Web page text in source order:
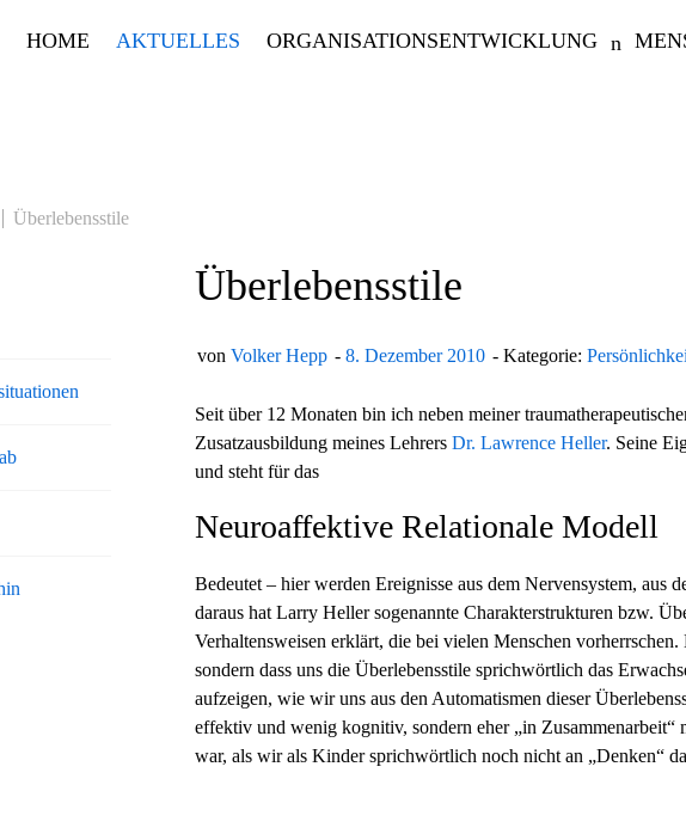
HOME AKTUELLES ORGANISATIONSENTWICKLUNG
Überlebensstile
Überlebensstile
von Volker Hepp 8. Dezember 2010 Kategorie:
Seit über 12 Monaten bin ich neben meiner
Zusatzausbildung meines Lehrers Dr. Lawrence Heller. Seine
und steht für das
Neuroaffektive Relationale Modell
Bedeutet – hier werden Ereignisse aus dem Nervensystem, aus
daraus hat Larry Heller sogenannte Charakterstrukturen bzw.
Verhaltensweisen erklärt, die bei vielen Menschen
sondern dass uns die Überlebensstile sprichwörtlich das
aufzeigen, wie wir uns aus den Automatismen dieser
effektiv und wenig kognitiv, sondern eher „in
war, als wir als Kinder sprichwörtlich noch nicht an „Denken“